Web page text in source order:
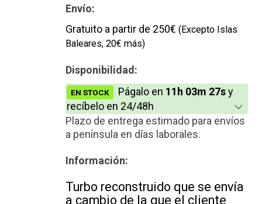
Envío:
Gratuito a partir de 250€ (Excepto Islas
Baleares, 20€ más)
Disponibilidad:
EN STOCK Págalo en 11h 03m 26sy
recíbelo en 24/48h
Plazo de entrega estimado para envíos
a península en días laborales.
Información:
Turbo reconstruido que se envía
a cambio de la que el cliente